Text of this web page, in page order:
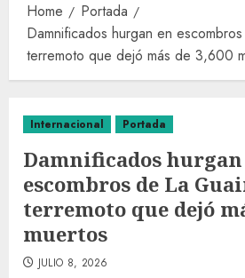
Home
Portada
Damnificados hurgan en
terremoto que dejó más de 3,600
Internacional Portada
Damnificados
escombros de La
terremoto que dejó
muertos
JULIO 8, 2026